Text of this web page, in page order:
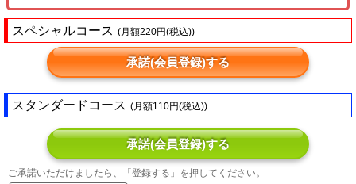
スペシャルコース (月額220円(税込))
承諾(会員登録)する
スタンダードコース (月額110円(税込))
承諾(会員登録)する
ご承諾いただけましたら、「登録する」を押してください。